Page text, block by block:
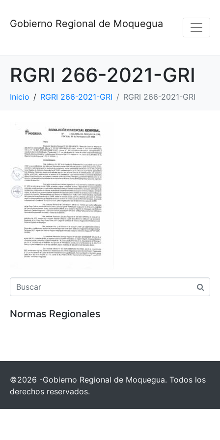
Gobierno Regional de Moquegua
RGRI 266-2021-GRI
Inicio RGRI 266-2021-GRI RGRI 266-2021-GRI
Normas Regionales
©2026 -Gobierno Regional de Moquegua. Todos los
derechos reservados.